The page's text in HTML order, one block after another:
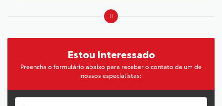
Estou Interessado
Preencha o formulário abaixo para receber o contato de um de
nossos especialistas: